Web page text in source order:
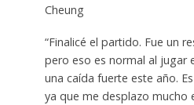
Cheung
“Finalicé el partido. Fue un
pero eso es normal al jugar
una caída fuerte este año.
ya que me desplazo mucho